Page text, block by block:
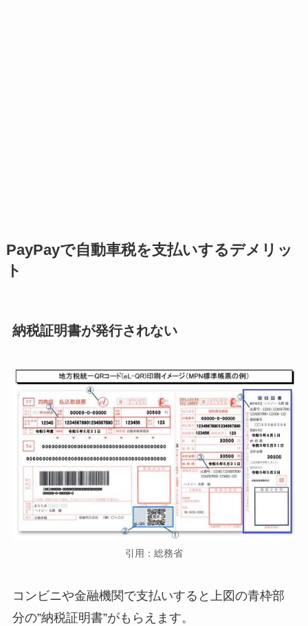
PayPayで自動車税を支払いするデメリッ
ト
納税証明書が発行されない
引用：総務省
コンビニや金融機関で支払いすると上図の青枠部
分の”納税証明書”がもらえます。